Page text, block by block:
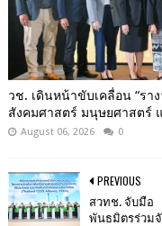
วช. เดินหน้าขับเคลื่อน “รา
สังคมศาสตร์ มนุษยศาสตร์
August 06, 2026 0
PREVIOUS
สวทช. จับมือ
พันธมิตรร่วม